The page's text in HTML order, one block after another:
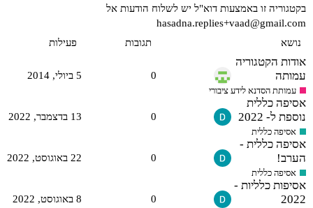
בקטגוריה זו באמצעות דוא"ל יש לשלוח הודעות אל
hasadna.replies+vaad@gmail.com
נושא
תגובות פעילות
אודות הקטגוריה
עמותה
עמותת הסדנא לידע ציבורי
0 5 ביולי,‏ 2014
אסיפה כללית
נוספת ל- 2022
אסיפה כללית
0 13 בדצמבר,‏ 2022
אסיפה כללית -
הערב!
אסיפה כללית
0 22 באוגוסט,‏ 2022
אסיפות כלליות -
2022
0 8 באוגוסט,‏ 2022